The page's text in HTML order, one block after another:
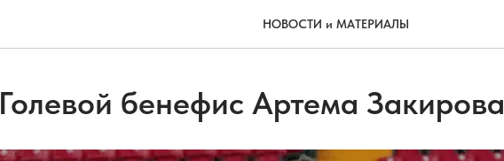
НОВОСТИ и МАТЕРИАЛЫ
Голевой бенефис Артема Закирова